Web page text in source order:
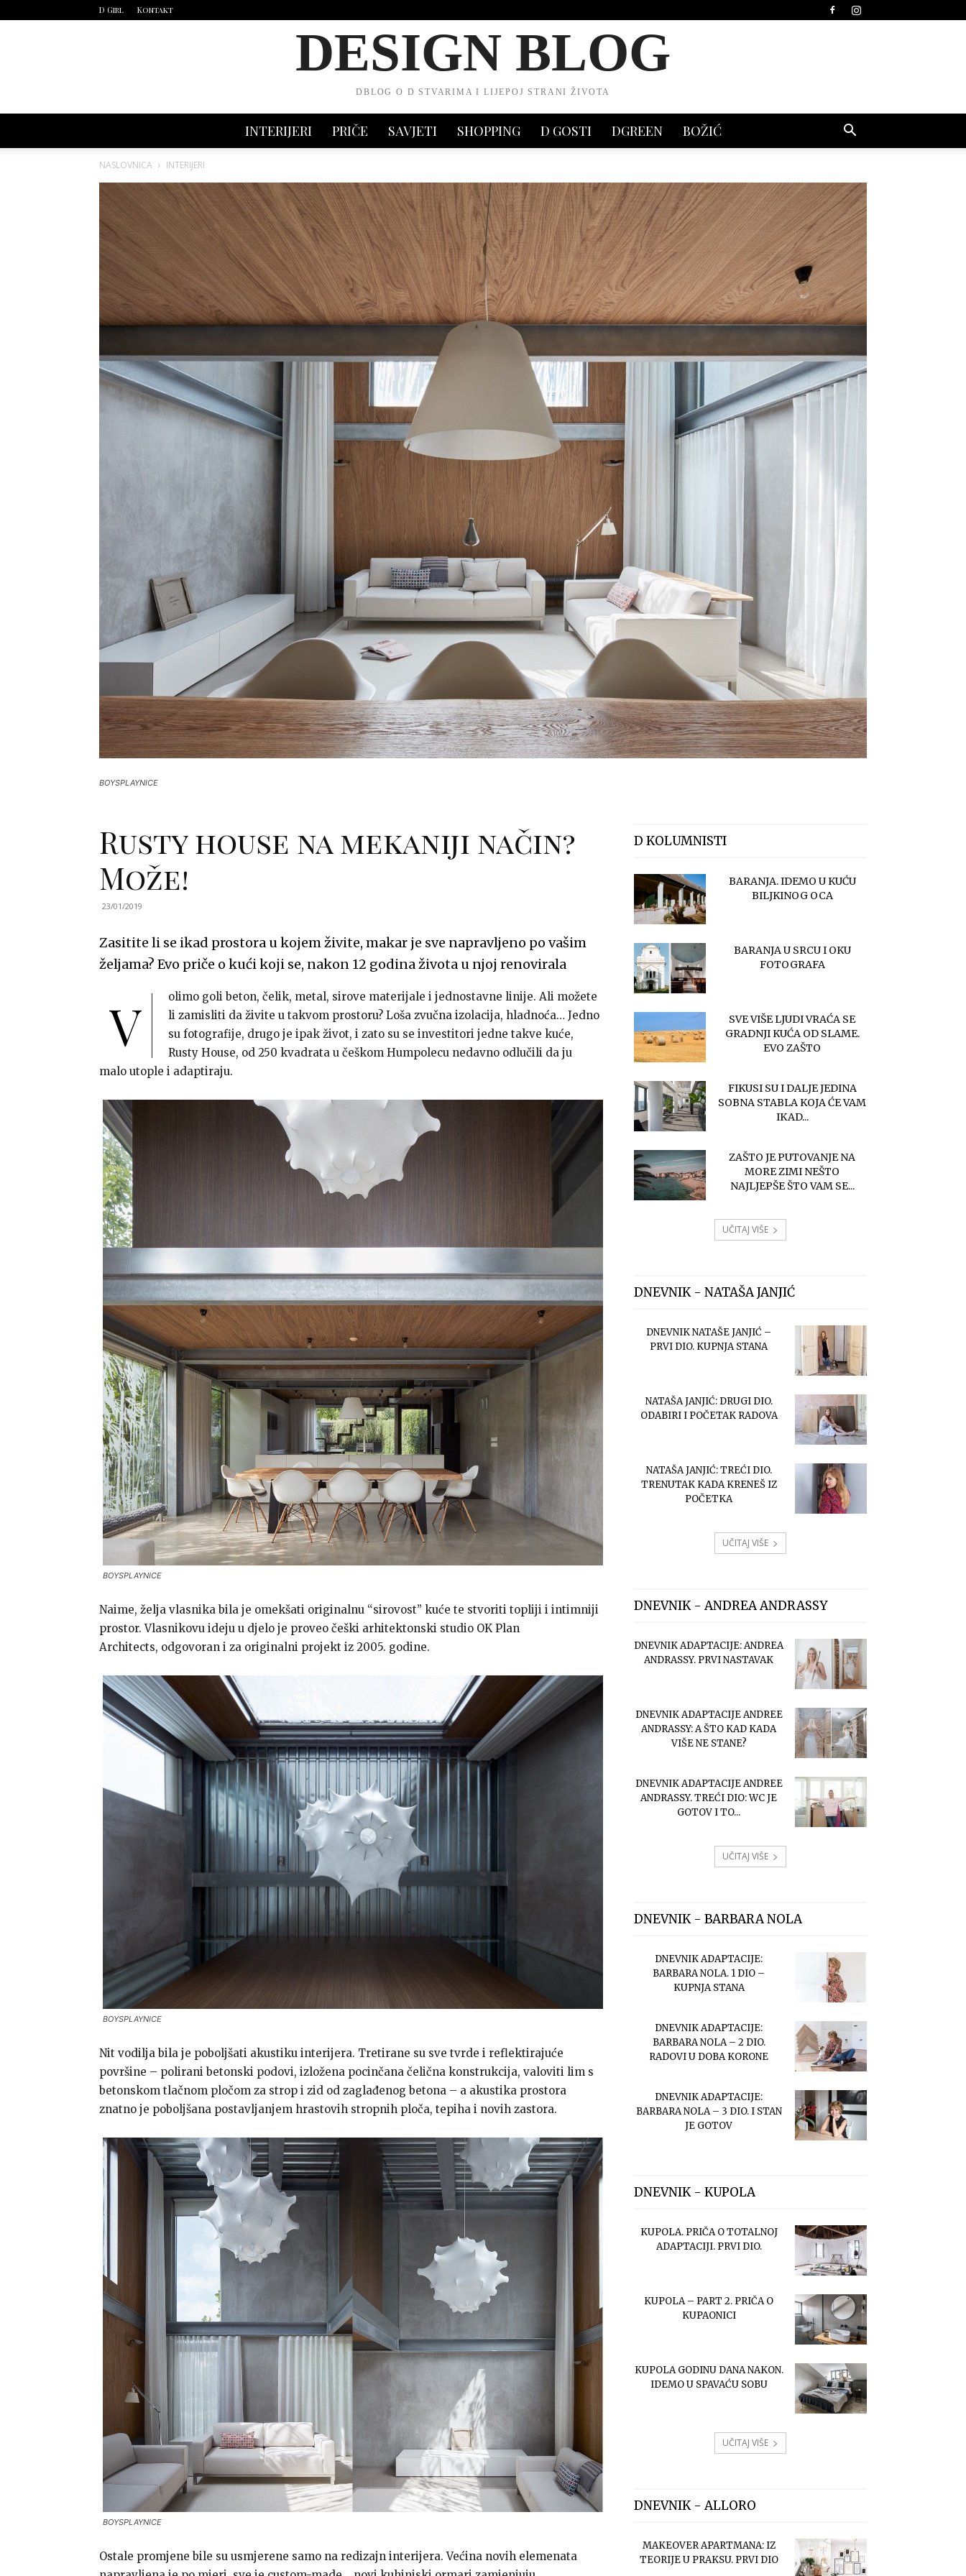
D Girl Kontakt
DESIGN BLOG
DBLOG O D STVARIMA I LIJEPOJ STRANI ŽIVOTA
INTERIJERI PRIČE SAVJETI SHOPPING D GOSTI DGREEN BOŽIĆ
NASLOVNICA INTERIJERI
BOYSPLAYNICE
Rusty house na mekaniji način?
Može!
23/01/2019
Zasitite li se ikad prostora u kojem živite, makar je sve napravljeno po vašim
željama? Evo priče o kući koji se, nakon 12 godina života u njoj renovirala
V
olimo goli beton, čelik, metal, sirove materijale i jednostavne linije. Ali možete
li zamisliti da živite u takvom prostoru? Loša zvučna izolacija, hladnoća… Jedno
su fotografije, drugo je ipak život, i zato su se investitori jedne takve kuće,
Rusty House, od 250 kvadrata u češkom Humpolecu nedavno odlučili da ju
malo utople i adaptiraju.
BOYSPLAYNICE
Naime, želja vlasnika bila je omekšati originalnu “sirovost” kuće te stvoriti topliji i intimniji
prostor. Vlasnikovu ideju u djelo je proveo češki arhitektonski studio OK Plan
Architects, odgovoran i za originalni projekt iz 2005. godine.
BOYSPLAYNICE
Nit vodilja bila je poboljšati akustiku interijera. Tretirane su sve tvrde i reflektirajuće
površine – polirani betonski podovi, izložena pocinčana čelična konstrukcija, valoviti lim s
betonskom tlačnom pločom za strop i zid od zaglađenog betona – a akustika prostora
znatno je poboljšana postavljanjem hrastovih stropnih ploča, tepiha i novih zastora.
BOYSPLAYNICE
Ostale promjene bile su usmjerene samo na redizajn interijera. Većina novih elemenata
D KOLUMNISTI
BARANJA. IDEMO U KUĆU
BILJKINOG OCA
BARANJA U SRCU I OKU
FOTOGRAFA
SVE VIŠE LJUDI VRAĆA SE
GRADNJI KUĆA OD SLAME.
EVO ZAŠTO
FIKUSI SU I DALJE JEDINA
SOBNA STABLA KOJA ĆE VAM
IKAD...
ZAŠTO JE PUTOVANJE NA
MORE ZIMI NEŠTO
NAJLJEPŠE ŠTO VAM SE...
UČITAJ VIŠE
DNEVNIK - NATAŠA JANJIĆ
DNEVNIK NATAŠE JANJIĆ –
PRVI DIO. KUPNJA STANA
NATAŠA JANJIĆ: DRUGI DIO.
ODABIRI I POČETAK RADOVA
NATAŠA JANJIĆ: TREĆI DIO.
TRENUTAK KADA KRENEŠ IZ
POČETKA
UČITAJ VIŠE
DNEVNIK - ANDREA ANDRASSY
DNEVNIK ADAPTACIJE: ANDREA
ANDRASSY. PRVI NASTAVAK
DNEVNIK ADAPTACIJE ANDREE
ANDRASSY: A ŠTO KAD KADA
VIŠE NE STANE?
DNEVNIK ADAPTACIJE ANDREE
ANDRASSY. TREĆI DIO: WC JE
GOTOV I TO...
UČITAJ VIŠE
DNEVNIK - BARBARA NOLA
DNEVNIK ADAPTACIJE:
BARBARA NOLA. 1 DIO –
KUPNJA STANA
DNEVNIK ADAPTACIJE:
BARBARA NOLA – 2 DIO.
RADOVI U DOBA KORONE
DNEVNIK ADAPTACIJE:
BARBARA NOLA – 3 DIO. I STAN
JE GOTOV
DNEVNIK - KUPOLA
KUPOLA. PRIČA O TOTALNOJ
ADAPTACIJI. PRVI DIO.
KUPOLA – PART 2. PRIČA O
KUPAONICI
KUPOLA GODINU DANA NAKON.
IDEMO U SPAVAĆU SOBU
UČITAJ VIŠE
DNEVNIK - ALLORO
MAKEOVER APARTMANA: IZ
TEORIJE U PRAKSU. PRVI DIO